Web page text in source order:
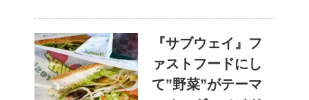
『サブウェイ』フ
ァストフードにし
て”野菜”がテーマ